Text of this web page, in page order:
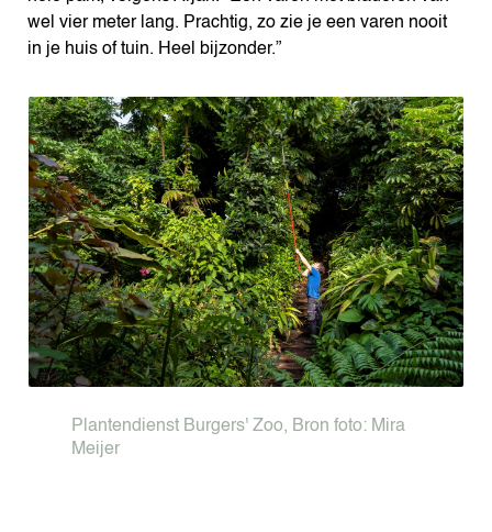
wel vier meter lang. Prachtig, zo zie je een varen nooit
in je huis of tuin. Heel bijzonder.”
Plantendienst Burgers' Zoo, Bron foto: Mira
Meijer